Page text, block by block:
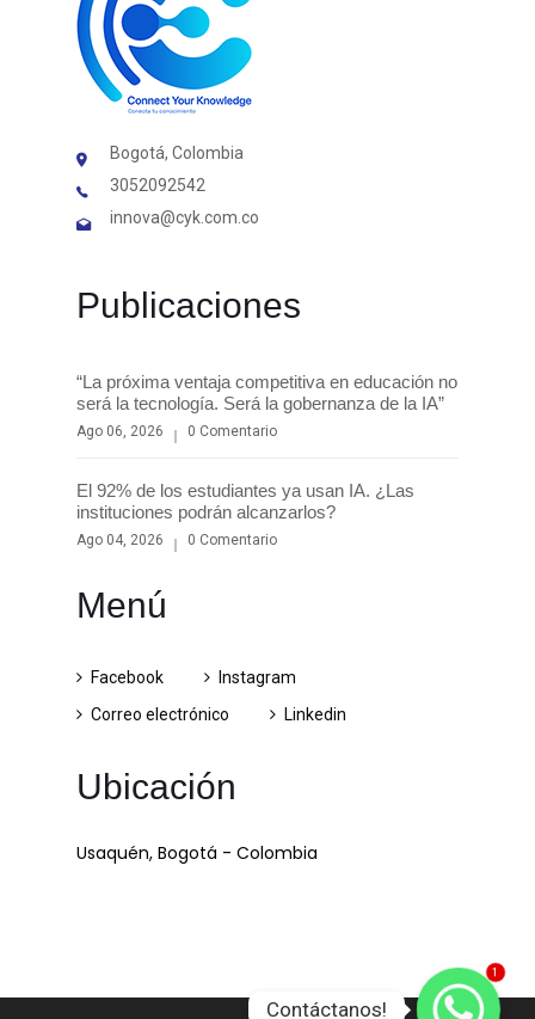
Bogotá, Colombia
3052092542
innova@cyk.com.co
Publicaciones
“La próxima ventaja competitiva en educación no
será la tecnología. Será la gobernanza de la IA”
Ago 06, 2026 0 Comentario
El 92% de los estudiantes ya usan IA. ¿Las
instituciones podrán alcanzarlos?
Ago 04, 2026 0 Comentario
Menú
Facebook
Instagram
Correo electrónico
Linkedin
Ubicación
Usaquén, Bogotá - Colombia
1
Contáctanos!